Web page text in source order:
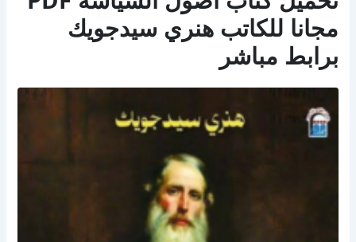
مجانا للكاتب هنري سيدجويك
برابط مباشر